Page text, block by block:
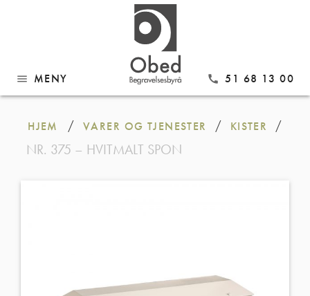
menu MENY call 51 68 13 00
Gå
innhold
HJEM / VARER OG TJENESTER / KISTER /
NR. 375 – HVITMALT SPON